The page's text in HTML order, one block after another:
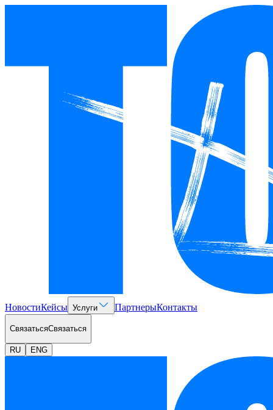
НовостиКейсы Услуги ПартнерыКонтакты
СвязатьсяСвязаться
RU ENG